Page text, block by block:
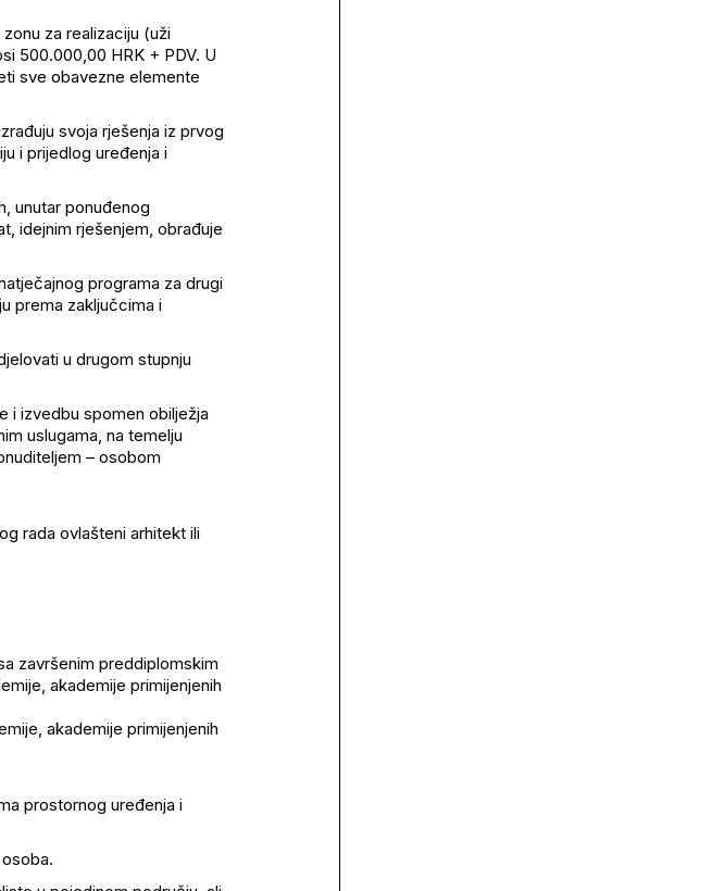
za realizaciju (uži
500.000,00 HRK + PDV. U
sve obavezne elemente
svoja rješenja iz prvog
i prijedlog uređenja i
unutar ponuđenog
idejnim rješenjem, obrađuje
programa za drugi
prema zaključcima i
u drugom stupnju
i izvedbu spomen obilježja
uslugama, na temelju
– osobom
rada ovlašteni arhitekt ili
završenim preddiplomskim
akademije primijenjenih
akademije primijenjenih
prostornog uređenja i